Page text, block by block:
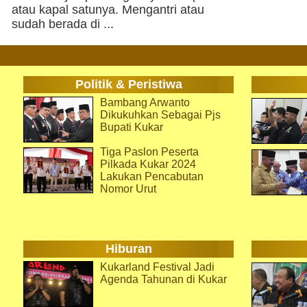
atau kapal satunya. Mengantri atau
sudah berada di ...
Politik & Peristiwa
Bambang Arwanto
Dikukuhkan Sebagai Pjs
Bupati Kukar
Tiga Paslon Peserta
Pilkada Kukar 2024
Lakukan Pencabutan
Nomor Urut
Hiburan
Kukarland Festival Jadi
Agenda Tahunan di Kukar